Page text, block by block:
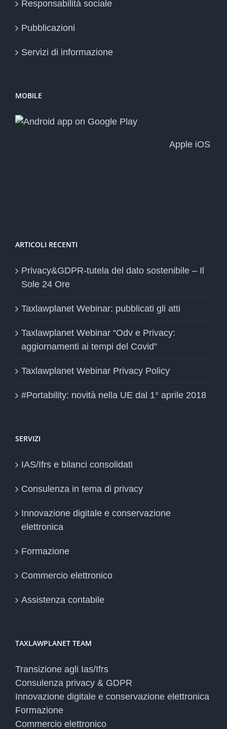
Responsabilità sociale
Pubblicazioni
Servizi di informazione
MOBILE
Apple iOS
ARTICOLI RECENTI
Privacy&GDPR-tutela del dato sostenibile – Il
Sole 24 Ore
Taxlawplanet Webinar: pubblicati gli atti
Taxlawplanet Webinar “Odv e Privacy:
aggiornamenti ai tempi del Covid”
Taxlawplanet Webinar Privacy Policy
#Portability: novità nella UE dal 1° aprile 2018
SERVIZI
IAS/Ifrs e bilanci consolidati
Consulenza in tema di privacy
Innovazione digitale e conservazione
elettronica
Formazione
Commercio elettronico
Assistenza contabile
TAXLAWPLANET TEAM
Transizione agli Ias/Ifrs
Consulenza privacy & GDPR
Innovazione digitale e conservazione elettronica
Formazione
Commercio elettronico